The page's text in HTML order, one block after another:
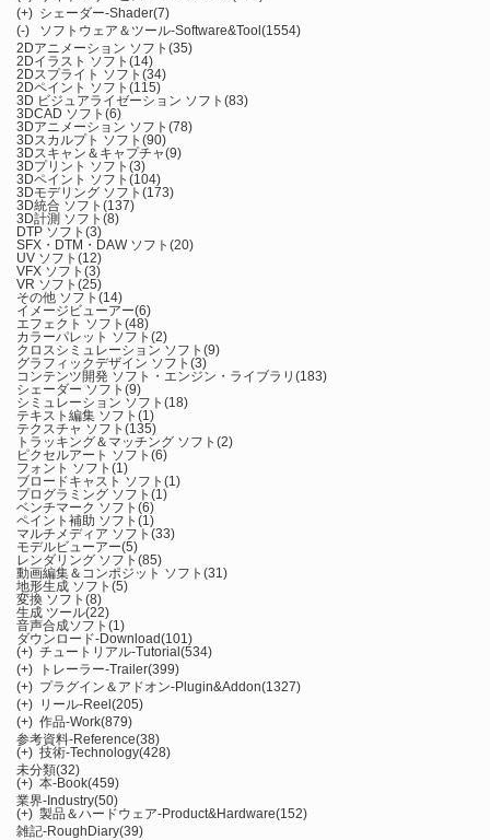
(+) シェーダー-Shader(7)
(-)
ソフトウェア＆ツール-Software&Tool(1554)
2Dアニメーション ソフト (35)
2Dイラスト ソフト (14)
2Dスプライト ソフト (34)
2Dペイント ソフト (115)
3D ビジュアライゼーション ソフト (83)
3DCAD ソフト (6)
3Dアニメーション ソフト (78)
3Dスカルプト ソフト (90)
3Dスキャン＆キャプチャ(9)
3Dプリント ソフト (3)
3Dペイント ソフト (104)
3Dモデリング ソフト (173)
3D統合 ソフト (137)
3D計測 ソフト (8)
DTP ソフト (3)
SFX・DTM・DAW ソフト (20)
UV ソフト (12)
VFX ソフト (3)
VR ソフト (25)
その他 ソフト (14)
イメージビューアー(6)
エフェクト ソフト (48)
カラーパレット ソフト (2)
クロスシミュレーション ソフト (9)
グラフィックデザイン ソフト (3)
コンテンツ開発 ソフト・エンジン・ライブラリ (183)
シェーダー ソフト (9)
シミュレーション ソフト (18)
テキスト編集 ソフト (1)
テクスチャ ソフト (135)
トラッキング＆マッチング ソフト (2)
ピクセルアート ソフト (6)
フォント ソフト (1)
ブロードキャスト ソフト (1)
プログラミング ソフト (1)
ベンチマーク ソフト (6)
ペイント補助 ソフト (1)
マルチメディア ソフト (33)
モデルビューアー(5)
レンダリング ソフト (85)
動画編集＆コンポジット ソフト (31)
地形生成 ソフト (5)
変換 ソフト (8)
生成 ツール(22)
音声合成ソフト (1)
ダウンロード-Download(101)
(+) チュートリアル-Tutorial(534)
(+)
トレーラー-Trailer(399)
(+) プラグイン＆アドオン-Plugin&Addon(1327)
(+) リール-Reel(205)
(+) 作品-Work(879)
参考資料-Reference(38)
(+) 技術-Technology(428)
未分類(32)
(+) 本-Book(459)
業界-Industry(50)
(+) 製品＆ハードウェア-Product&Hardware(152)
雑記-RoughDiary(39)